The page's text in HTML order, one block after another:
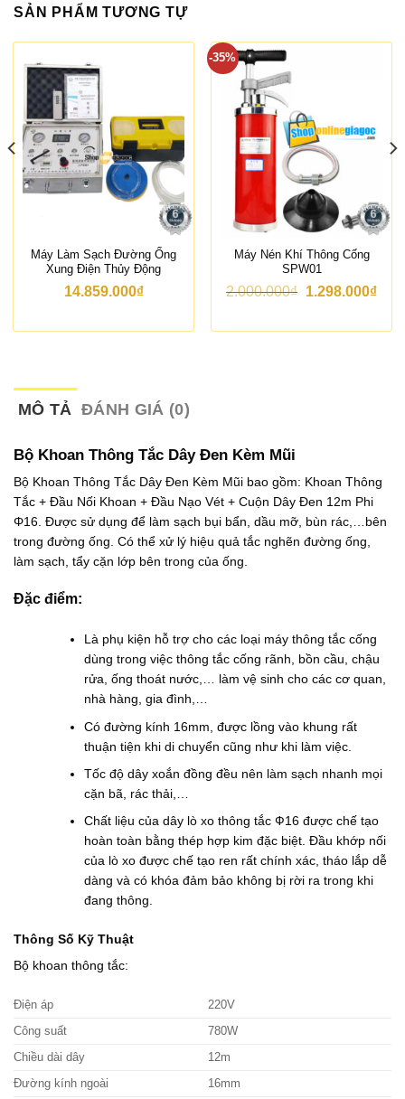
SẢN PHẨM TƯƠNG TỰ
Máy Làm Sạch Đường Ống
Xung Điện Thủy Động
14.859.000₫
-35%
Máy Nén Khí Thông Cống
SPW01
2.000.000₫ G
g
0
0
0
0
₫
1.298.000₫G
h
1
.
9
MÔ TẢ ĐÁNH GIÁ (0)
Bộ Khoan Thông Tắc Dây Đen Kèm Mũi
Bộ Khoan Thông Tắc Dây Đen Kèm Mũi bao gồm: Khoan Thông
Tắc + Đầu Nối Khoan + Đầu Nạo Vét + Cuộn Dây Đen 12m Phi
Φ16. Được sử dụng để làm sạch bụi bẩn, dầu mỡ, bùn rác,…bên
trong đường ống. Có thể xử lý hiệu quả tắc nghẽn đường ống,
làm sạch, tẩy cặn lớp bên trong của ống.
Đặc điểm:
Là phụ kiện hỗ trợ cho các loại máy thông tắc cống
dùng trong việc thông tắc cống rãnh, bồn cầu, chậu
rửa, ống thoát nước,… làm vệ sinh cho các cơ quan,
nhà hàng, gia đình,…
Có đường kính 16mm, được lồng vào khung rất
thuận tiện khi di chuyển cũng như khi làm việc.
Tốc độ dây xoắn đồng đều nên làm sạch nhanh mọi
cặn bã, rác thải,…
Chất liệu của dây lò xo thông tắc Ф16 được chế tạo
hoàn toàn bằng thép hợp kim đặc biệt. Đầu khớp nối
của lò xo được chế tạo ren rất chính xác, tháo lắp dễ
dàng và có khóa đảm bảo không bị rời ra trong khi
đang thông.
Thông Số Kỹ Thuật
Bộ khoan thông tắc:
Điện áp 220V
Công suất 780W
Chiều dài dây 12m
Đường kính ngoài 16mm